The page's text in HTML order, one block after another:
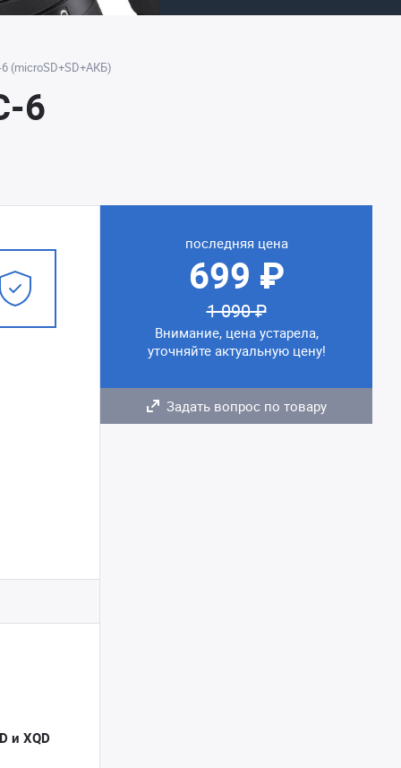
(microSD+SD+АКБ)
6
и XQD
последняя цена
699 ₽
1 090 ₽
Внимание, цена устарела,
уточняйте актуальную цену!
Задать вопрос по товару